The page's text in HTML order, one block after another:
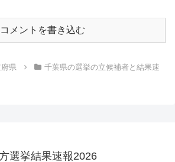
コメントを書き込む
県
千葉県の選挙の立候補者と結果速
選挙結果速報2026